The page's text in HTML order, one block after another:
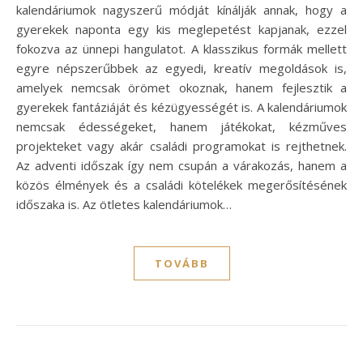
kalendáriumok nagyszerű módját kínálják annak, hogy a
gyerekek naponta egy kis meglepetést kapjanak, ezzel
fokozva az ünnepi hangulatot. A klasszikus formák mellett
egyre népszerűbbek az egyedi, kreatív megoldások is,
amelyek nemcsak örömet okoznak, hanem fejlesztik a
gyerekek fantáziáját és kézügyességét is. A kalendáriumok
nemcsak édességeket, hanem játékokat, kézműves
projekteket vagy akár családi programokat is rejthetnek.
Az adventi időszak így nem csupán a várakozás, hanem a
közös élmények és a családi kötelékek megerősítésének
időszaka is. Az ötletes kalendáriumok…
TOVÁBB